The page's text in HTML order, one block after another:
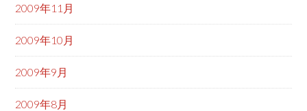
2009年11月
2009年10月
2009年9月
2009年8月